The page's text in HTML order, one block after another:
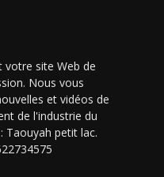
votre site Web de
Nous vous
et vidéos de
de l'industrie du
Taouyah petit lac.